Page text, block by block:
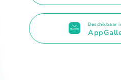
Beschikbaar